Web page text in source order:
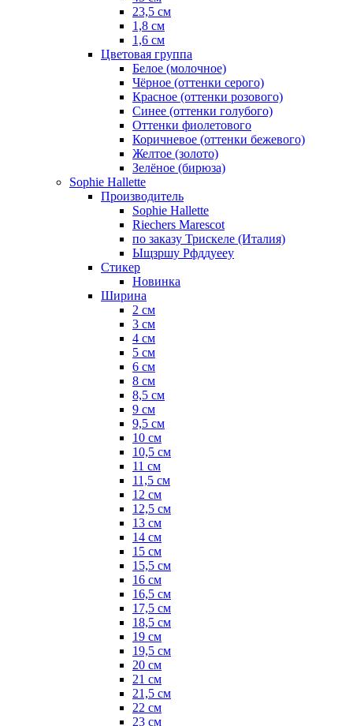
23,5 см
1,8 см
1,6 см
Цветовая группа
Белое (молочное)
Чёрное (оттенки серого)
Красное (оттенки розового)
Синее (оттенки голубого)
Оттенки фиолетового
Коричневое (оттенки бежевого)
Желтое (золото)
Зелёное (бирюза)
Sophie Hallette
Производитель
Sophie Hallette
Riechers Marescot
по заказу Трискеле (Италия)
Ыщзршу Рфддуееу
Стикер
Новинка
Ширина
2 см
3 см
4 см
5 см
6 см
8 см
8,5 см
9 см
9,5 см
10 см
10,5 см
11 см
11,5 см
12 см
12,5 см
13 см
14 см
15 см
15,5 см
16 см
16,5 см
17,5 см
18,5 см
19 см
19,5 см
20 см
21 см
21,5 см
22 см
23 см